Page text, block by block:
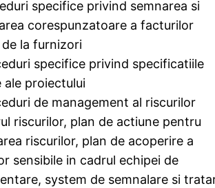
specifice privind semnarea si
corespunzatoare a facturilor
la furnizori
specifice privind specificatiile
ale proiectului
de management al riscurilor
riscurilor, plan de actiune pentru
riscurilor, plan de acoperire a
sensibile in cadrul echipei de
system de semnalare si